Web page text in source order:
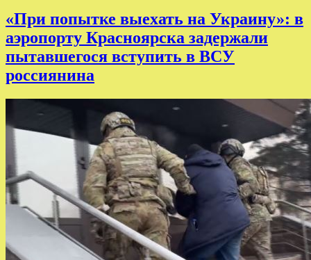
«При попытке выехать на Украину»: в
аэропорту Красноярска задержали
пытавшегося вступить в ВСУ
россиянина